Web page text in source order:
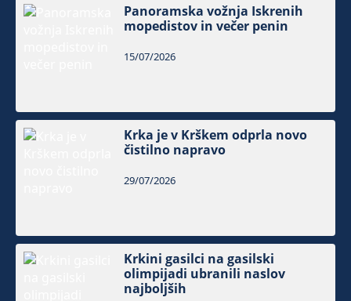
Panoramska vožnja Iskrenih
mopedistov in večer penin
15/07/2026
Krka je v Krškem odprla novo
čistilno napravo
29/07/2026
Krkini gasilci na gasilski
olimpijadi ubranili naslov
najboljših